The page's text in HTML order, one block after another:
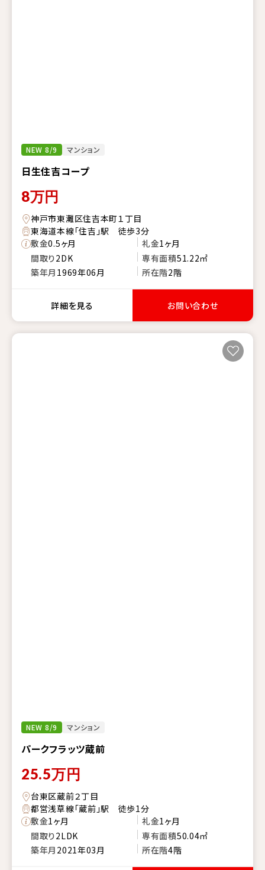
NEW 8/9 マンション
日生住吉コープ
8万円
神戸市東灘区住吉本町１丁目
東海道本線「住吉」駅 徒歩3分
敷金0.5ヶ月 礼金1ヶ月
間取り2DK 専有面積51.22㎡
築年月 1969年06月 所在階2階
詳細を見る お問い合わせ
NEW 8/9 マンション
パークフラッツ蔵前
25.5万円
台東区蔵前２丁目
都営浅草線「蔵前」駅 徒歩1分
敷金1ヶ月 礼金1ヶ月
間取り2LDK 専有面積50.04㎡
築年月 2021年03月 所在階4階